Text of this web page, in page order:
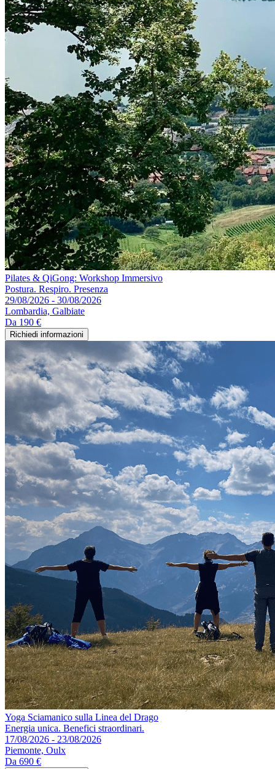
Pilates & QiGong: Workshop Immersivo
Postura. Respiro. Presenza
29/08/2026 - 30/08/2026
Lombardia, Galbiate
Da 190 €
Richiedi informazioni
Yoga Sciamanico sulla Linea del Drago
Energia unica. Benefici straordinari.
17/08/2026 - 23/08/2026
Piemonte, Oulx
Da 690 €